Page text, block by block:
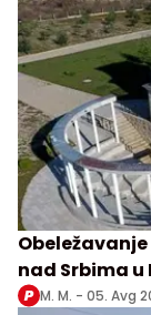
nad Srbima
M. M. - 05. Avg